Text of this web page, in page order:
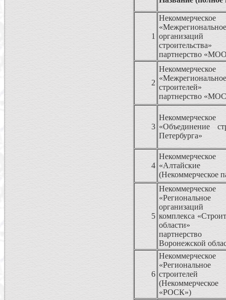
1 организаций
строительства»
партнерство
2
строителей»
партнерство
3 «Объединение
Петербурга»
4 «Алтайские
(Некоммерческое
5
организаций
комплекса
области»
Воронежской
6
«РОСК»)